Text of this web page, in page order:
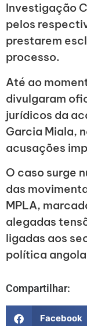
Investigação
pelos
prestarem
processo.
Até ao
divulgaram
jurídicos da
Garcia Miala,
acusações
O caso surge
das
MPLA,
alegadas
ligadas aos
política
Compartilhar:
Facebook